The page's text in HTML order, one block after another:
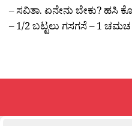
– ಸವಿತಾ. ಏನೇನು ಬೇಕು? ಹಸಿ
– 1/2 ಬಟ್ಟಲು ಗಸಗಸೆ – 1